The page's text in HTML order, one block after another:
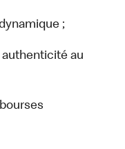
;
au